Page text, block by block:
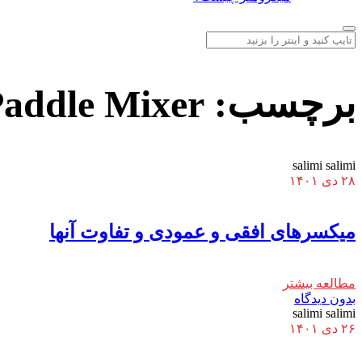
برچسب: Mixer
salimi salimi
۲۸ دی ۱۴۰۱
میکسرهای افقی و عمودی و تفاوت آنها
مطالعه بیشتر
بدون دیدگاه
salimi salimi
۲۶ دی ۱۴۰۱